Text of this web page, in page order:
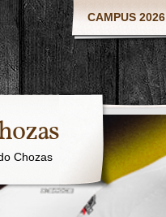
CAMPUS 2026
Chozas